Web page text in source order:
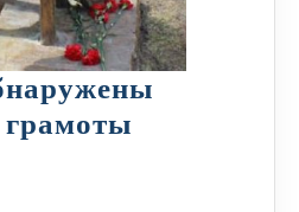
грамоты